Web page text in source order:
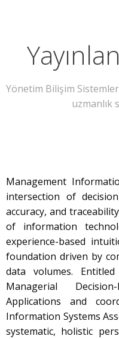
Yönetim Bilişim
uzmanlık
Management
intersection of
accuracy, and
of information
experience-based
foundation driven by
data volumes.
Managerial
Applications and
Information Systems
systematic, holistic